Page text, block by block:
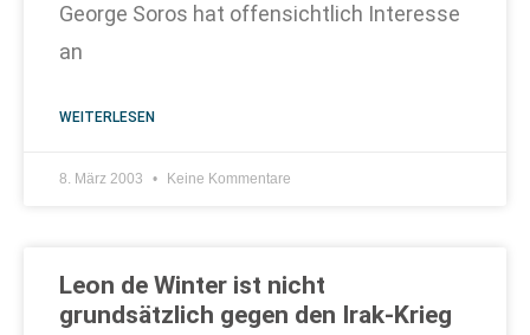
George Soros hat offensichtlich Interesse
an
WEITERLESEN
8. März 2003 Keine Kommentare
Leon de Winter ist nicht
grundsätzlich gegen den Irak-Krieg